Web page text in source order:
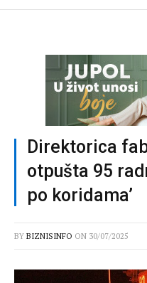
Direktorica
otpušta 95
po koridama’
BY BIZNISINFO ON 30/07/2025